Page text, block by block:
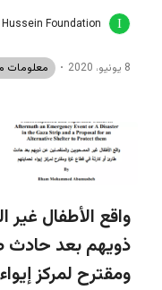
Foundation
8 يونيو، 2020 معلومات
واقع الأطفال
ذويهم بعد حادث
ومقترح لمركز